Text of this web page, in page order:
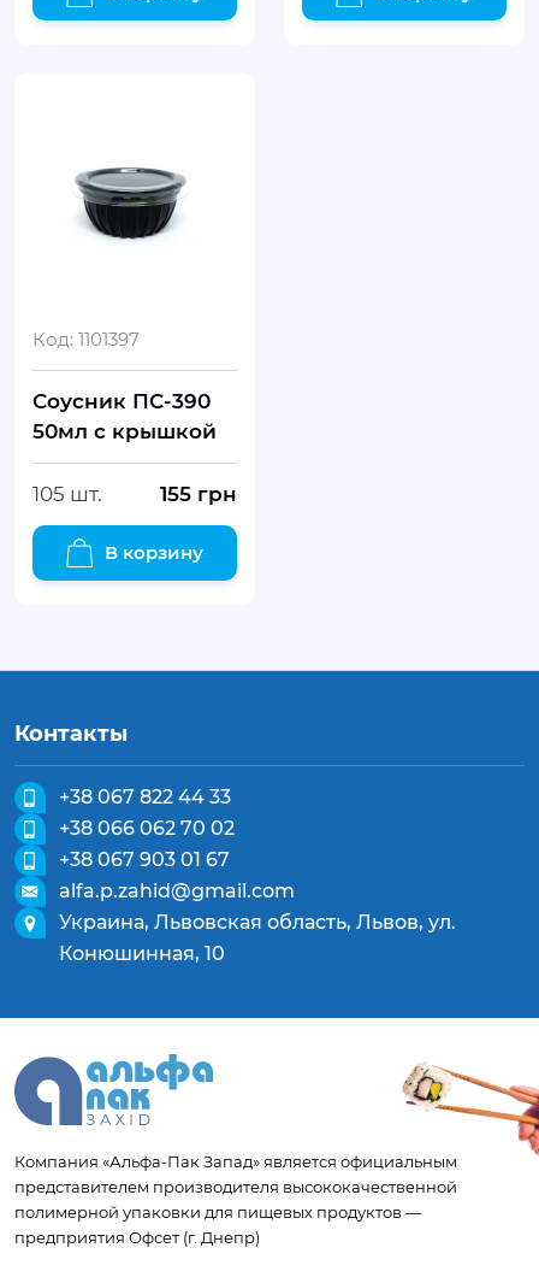
Код: 1101397
Соусник ПС-390
50мл с крышкой
105 шт. 155 грн
В корзину
Контакты
+38 067 822 44 33
+38 066 062 70 02
+38 067 903 01 67
alfa.p.zahid@gmail.com
Украина, Львовская область, Львов, ул.
Конюшинная, 10
Компания «Альфа-Пак Запад» является официальным
представителем производителя высококачественной
полимерной упаковки для пищевых продуктов —
предприятия Офсет (г. Днепр)